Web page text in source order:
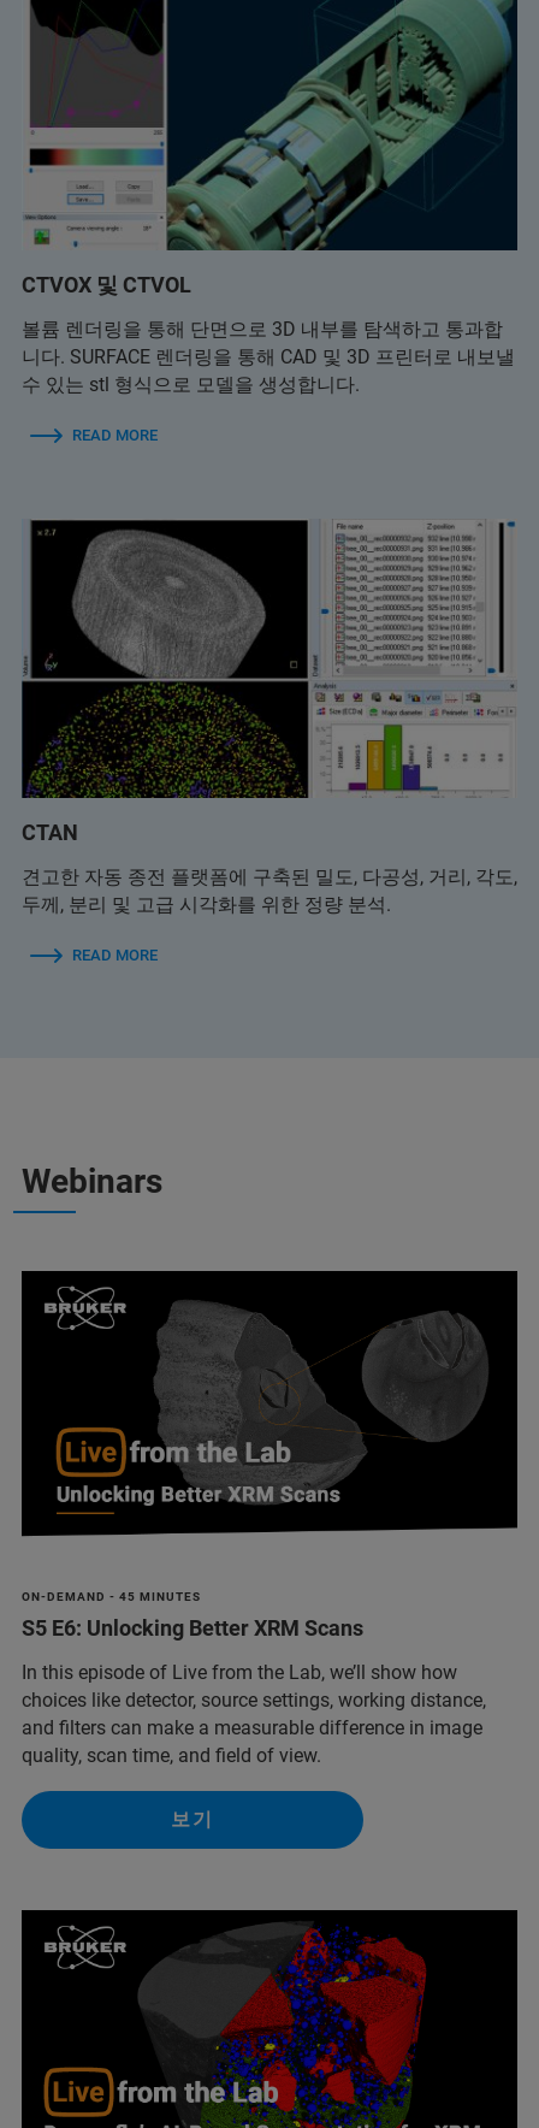
CTVOX 및 CTVOL
볼륨 렌더링을 통해 단면으로 3D 내부를 탐색하고 통과합
니다. SURFACE 렌더링을 통해 CAD 및 3D 프린터로 내보낼
수 있는 stl 형식으로 모델을 생성합니다.
READ MORE
CTAN
견고한 자동 종전 플랫폼에 구축된 밀도, 다공성, 거리, 각도,
두께, 분리 및 고급 시각화를 위한 정량 분석.
READ MORE
Webinars
ON-DEMAND - 45 MINUTES
S5 E6: Unlocking Better XRM Scans
In this episode of Live from the Lab, we’ll show how
choices like detector, source settings, working distance,
and filters can make a measurable difference in image
quality, scan time, and field of view.
보기